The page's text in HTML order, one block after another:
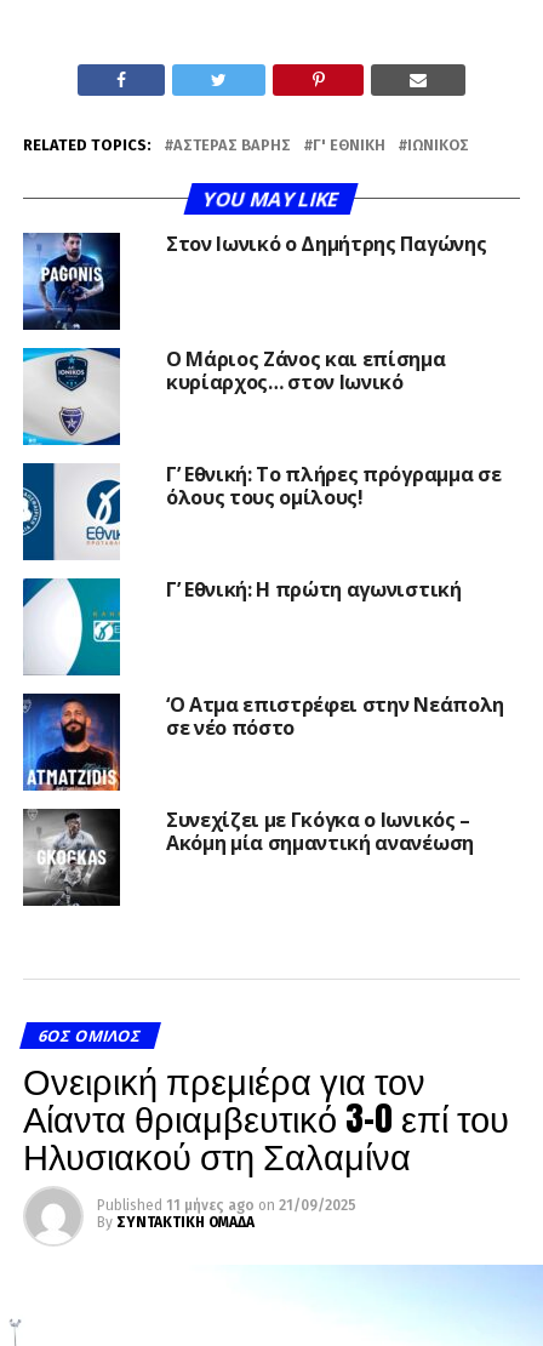
RELATED TOPICS: ΑΣΤΈΡΑΣ ΒΆΡΗΣ Γ' ΕΘΝΙΚΉ ΙΩΝΙΚΌΣ
YOU MAY LIKE
Στον Ιωνικό ο Δημήτρης Παγώνης
Ο Μάριος Ζάνος και επίσημα
κυρίαρχος… στον Ιωνικό
Γ’ Εθνική: Το πλήρες πρόγραμμα σε
όλους τους ομίλους!
Γ’ Εθνική: Η πρώτη αγωνιστική
‘Ο Ατμα επιστρέφει στην Νεάπολη
σε νέο πόστο
Συνεχίζει με Γκόγκα ο Ιωνικός –
Ακόμη μία σημαντική ανανέωση
6ΟΣ ΌΜΙΛΟΣ
Ονειρική πρεμιέρα για τον
Αίαντα θριαμβευτικό 3-0 επί του
Ηλυσιακού στη Σαλαμίνα
Published 11 μήνες ago on 21/09/2025
By ΣΥΝΤΑΚΤΙΚΗ ΟΜΑΔΑ